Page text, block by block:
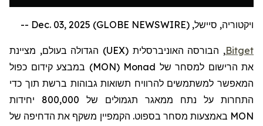
ויקטוריה, סיישל, Dec. 03, 2025 (GLOBE NEWSWIRE) --
Bitget, הבורסה האוניברסלית (UEX) הגדולה בעולם, מציינת
את הרישום למסחר של Monad
(
MON
) במבצע קידום כפול
המאפשר למשתמשים להרוויח תשואות גבוהות ברשת תוך כדי
התחרות על נתח ממאגר תגמולים של 800,000 יחידות
MON באמצעות מסחר בספוט. הקמפיין משקף את הדחיפה של